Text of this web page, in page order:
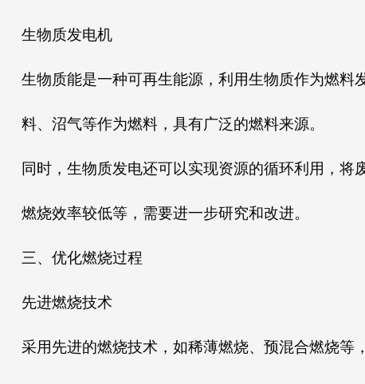
生物质发电机
生物质能是一种可再生能源，利用生物质作为燃
料、沼气等作为燃料，具有广泛的燃料来源。
同时，生物质发电还可以实现资源的循环利用，将
燃烧效率较低等，需要进一步研究和改进。
三、优化燃烧过程
先进燃烧技术
采用先进的燃烧技术，如稀薄燃烧、预混合燃烧